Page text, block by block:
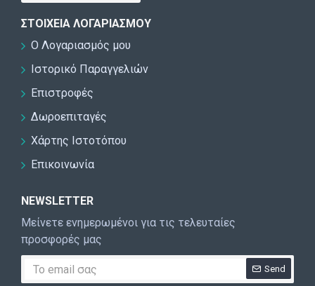
ΣΤΟΙΧΕΊΑ ΛΟΓΑΡΙΑΣΜΟΎ
Ο Λογαριασμός μου
Ιστορικό Παραγγελιών
Επιστροφές
Δωροεπιταγές
Χάρτης Ιστοτόπου
Επικοινωνία
NEWSLETTER
Μείνετε ενημερωμένοι για τις τελευταίες
προσφορές μας
Send